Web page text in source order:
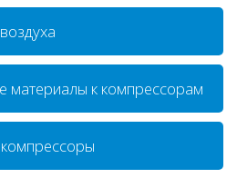
материалы к компрессорам